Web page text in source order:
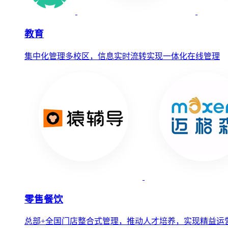
教育
集中化管理多校区，信息实时流转实现一体化在线管理
零售餐饮
总部+全国门店整合式管理，推动人才培养，实现精益运